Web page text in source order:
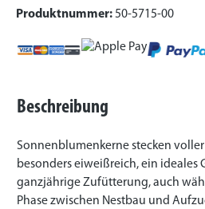
Produktnummer:50-5715-00
Beschreibung
Sonnenblumenkerne stecken
besonders eiweißreich, ein
ganzjährige Zufütterung, auch
Phase zwischen Nestbau und